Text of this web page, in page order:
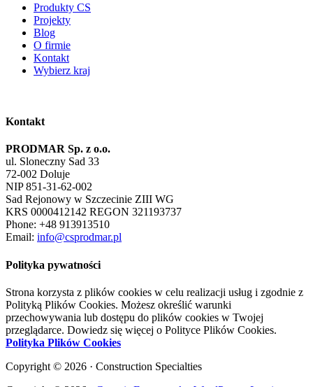
Produkty CS
Projekty
Blog
O firmie
Kontakt
Wybierz kraj
Kontakt
PRODMAR Sp. z o.o.
ul. Sloneczny Sad 33
72-002 Doluje
NIP 851-31-62-002
Sad Rejonowy w Szczecinie ZIII WG
KRS 0000412142 REGON 321193737
Phone: +48 913913510
Email: info@csprodmar.pl
Polityka pywatności
Strona korzysta z plików cookies w celu realizacji usług i zgodnie z
Polityką Plików Cookies. Możesz określić warunki
przechowywania lub dostępu do plików cookies w Twojej
przeglądarce. Dowiedz się więcej o Polityce Plików Cookies.
Polityka Plików Cookies
Copyright © 2026 · Construction Specialties